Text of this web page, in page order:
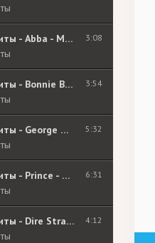
Вечные Хиты - Abba - Money Money Money
3:08
Вечные Хиты - Bonnie Bianco & Pierre Cosso - Stay
3:54
Вечные Хиты - George Michael - Older
5:32
Вечные Хиты - Prince - Purple Rain
6:31
Вечные Хиты - Dire Straits - Walk Of Life
4:12